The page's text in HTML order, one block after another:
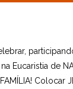
Eucaristia de
Colocar